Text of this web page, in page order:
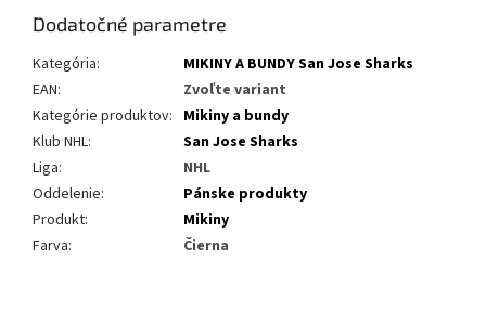
Dodatočné parametre
Kategória:
MIKINY A BUNDY San Jose Sharks
EAN:
Zvoľte variant
Kategórie produktov: Mikiny a bundy
Klub NHL:
San Jose Sharks
Liga:
NHL
Oddelenie:
Pánske produkty
Produkt:
Mikiny
Farva: Čierna